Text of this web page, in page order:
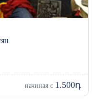
начиная с 1.500դ